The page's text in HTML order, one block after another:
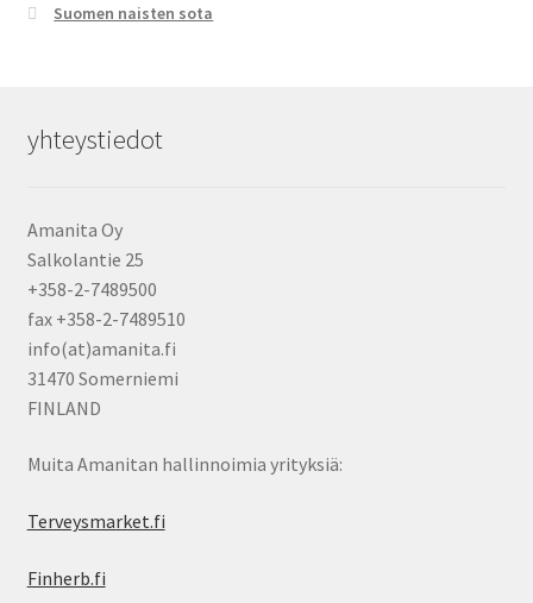
Suomen naisten sota
yhteystiedot
Amanita Oy
Salkolantie 25
+358-2-7489500
fax +358-2-7489510
info(at)amanita.fi
31470 Somerniemi
FINLAND
Muita Amanitan hallinnoimia yrityksiä:
Terveysmarket.fi
Finherb.fi